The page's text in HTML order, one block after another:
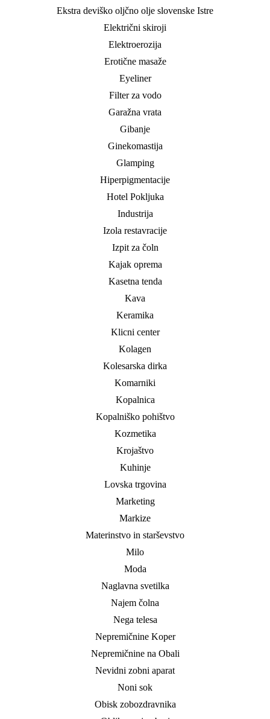
Ekstra deviško oljčno olje slovenske Istre
Električni skiroji
Elektroerozija
Erotične masaže
Eyeliner
Filter za vodo
Garažna vrata
Gibanje
Ginekomastija
Glamping
Hiperpigmentacije
Hotel Pokljuka
Industrija
Izola restavracije
Izpit za čoln
Kajak oprema
Kasetna tenda
Kava
Keramika
Klicni center
Kolagen
Kolesarska dirka
Komarniki
Kopalnica
Kopalniško pohištvo
Kozmetika
Krojaštvo
Kuhinje
Lovska trgovina
Marketing
Markize
Materinstvo in starševstvo
Milo
Moda
Naglavna svetilka
Najem čolna
Nega telesa
Nepremičnine Koper
Nepremičnine na Obali
Nevidni zobni aparat
Noni sok
Obisk zobozdravnika